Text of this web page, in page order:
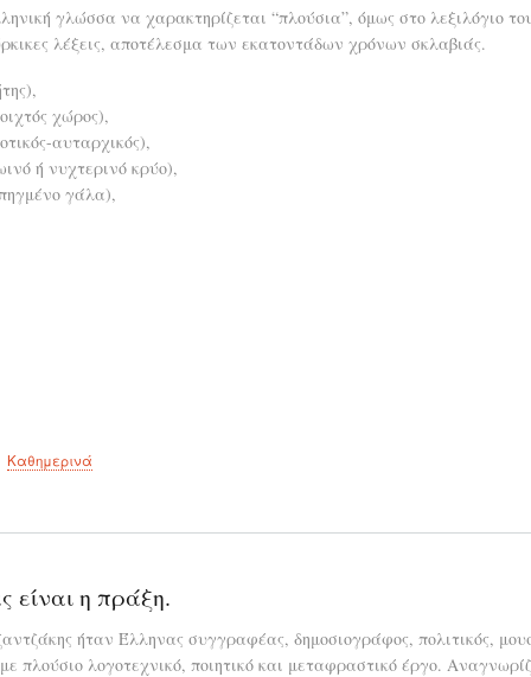
γλώσσα να χαρακτηρίζεται “πλούσια”, όμως στο λεξιλόγιο
λέξεις, αποτέλεσμα των εκατοντάδων χρόνων σκλαβιάς.
χώρος),
αυταρχικός),
ή νυχτερινό κρύο),
γάλα),
Καθημερινά
είναι η πράξη.
ήταν Έλληνας συγγραφέας, δημοσιογράφος, πολιτικός,
πλούσιο λογοτεχνικό, ποιητικό και μεταφραστικό έργο.